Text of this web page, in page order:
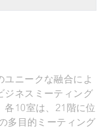
ニークな融合によ
ジネスミーティング
各10室は、21階に位
多目的ミーティング